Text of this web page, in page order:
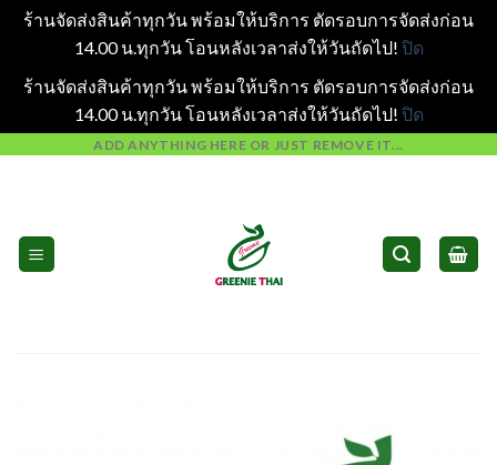
ร้านจัดส่งสินค้าทุกวัน พร้อมให้บริการ ตัดรอบการจัดส่งก่อน
14.00 น.ทุกวัน โอนหลังเวลาส่งให้วันถัดไป! ปิด
ร้านจัดส่งสินค้าทุกวัน พร้อมให้บริการ ตัดรอบการจัดส่งก่อน
14.00 น.ทุกวัน โอนหลังเวลาส่งให้วันถัดไป! ปิด
ADD ANYTHING HERE OR JUST REMOVE IT...